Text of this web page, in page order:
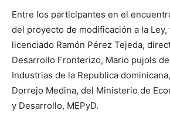
Entre los participantes en el
del proyecto de modificación a la Ley,
licenciado Ramón Pérez Tejeda,
Desarrollo Fronterizo, Mario pujols
Industrias de la Republica
Dorrejo Medina, del Ministerio de
y Desarrollo, MEPyD.